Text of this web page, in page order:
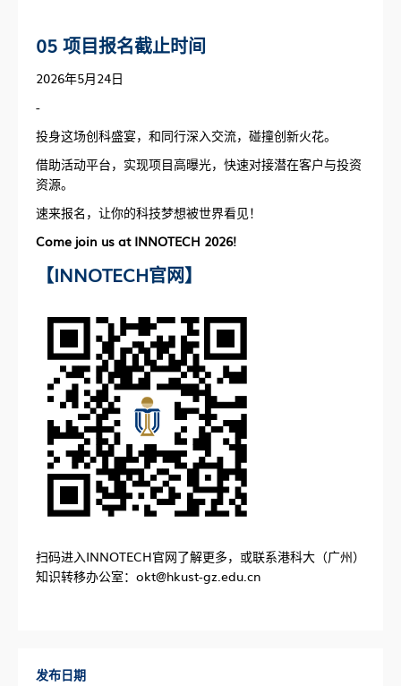
05 项目报名截止时间
2026年5月24日
-
投身这场创科盛宴，和同行深入交流，碰撞创新火花。
借助活动平台，实现项目高曝光，快速对接潜在客户与投资
资源。
速来报名，让你的科技梦想被世界看见！
Come join us at INNOTECH 2026!
【INNOTECH官网】
扫码进入INNOTECH官网了解更多，或联系港科大（广州）
知识转移办公室：okt@hkust-gz.edu.cn
发布日期